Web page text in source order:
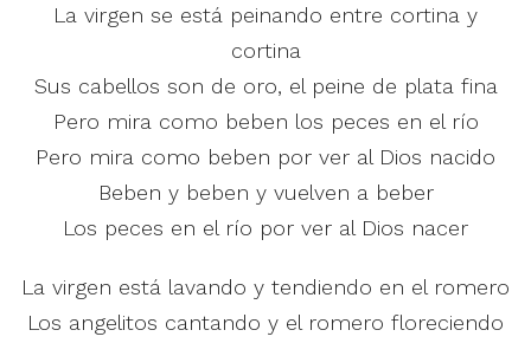
La virgen se está peinando entre cortina y
cortina
Sus cabellos son de oro, el peine de plata fina
Pero mira como beben los peces en el río
Pero mira como beben por ver al Dios nacido
Beben y beben y vuelven a beber
Los peces en el río por ver al Dios nacer
La virgen está lavando y tendiendo en el romero
Los angelitos cantando y el romero floreciendo